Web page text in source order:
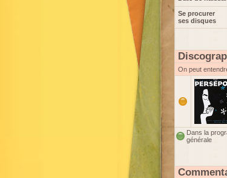
Se procurer
ses disques
On peut
Dans la
générale